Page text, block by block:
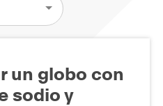
un globo con
sodio y